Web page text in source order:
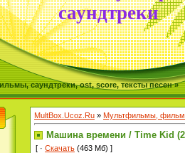
саундтреки
саундтреки, ost, score, тексты песен »
MultBox.Ucoz.Ru » Мультфильмы,
Машина времени / Time Kid
[ · Скачать (463 Мб) ]